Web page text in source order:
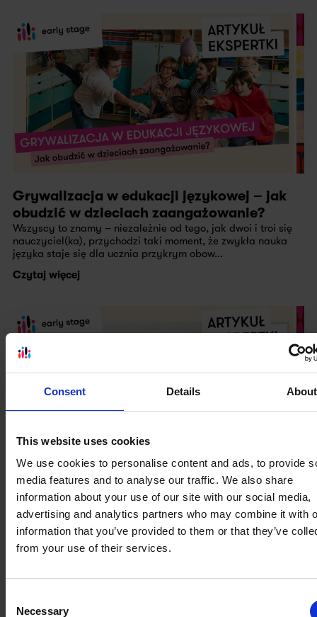
Consent Details About
This website uses cookies
We use cookies to personalise content and ads, to provide
media features and to analyse our traffic. We also share
information about your use of our site with our social media,
advertising and analytics partners who may combine it with
information that you’ve provided to them or that they’ve
from your use of their services.
Selection
Necessary
Grywalizacja w edukacji językowej – jak
obudzić w dzieciach zaangażowanie?
Wszyscy to znamy – niezależnie od tego, jak dwoi i troi się
nauczyciel(ka), przychodzi taki moment, że zwykła nauka
języka staje się dla ucznia przykrym obow...
Czytaj więcej
Praca z dzieckiem introwertycznym. Czyli
dlaczego budowanie pewności siebie to
mit?
Praca z dzieckiem introwertycznym nie polega na zmuszaniu
go do bycia duszą towarzystwa. Jak wesprzeć cichego